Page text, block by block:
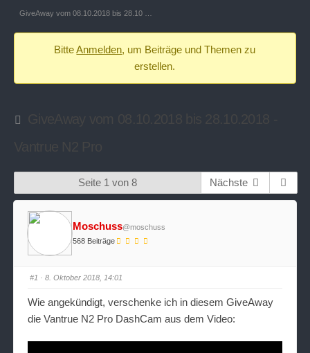
Breadcrumbs
hier:
GiveAway vom 08.10.2018 bis 28.10 …
BitteAnmelden, um Beiträge und Themen zu
erstellen.
GiveAway vom 08.10.2018 bis 28.10.2018 -
Vantrue N2 Pro
Seite 1 von 8 Nächste
Moschuss@moschuss
568 Beiträge
#1 · 8. Oktober 2018, 14:01
Wie angekündigt, verschenke ich in diesem GiveAway
die Vantrue N2 Pro DashCam aus dem Video: